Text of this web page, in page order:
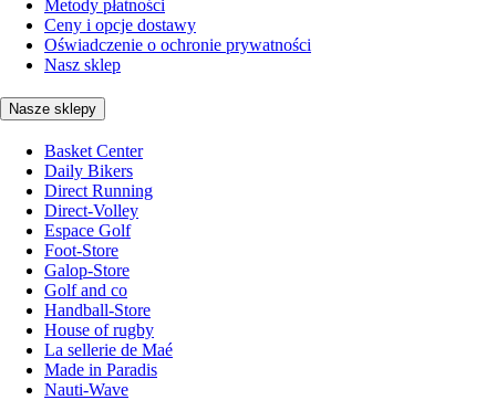
Metody płatności
Ceny i opcje dostawy
Oświadczenie o ochronie prywatności
Nasz sklep
Nasze sklepy
Basket Center
Daily Bikers
Direct Running
Direct-Volley
Espace Golf
Foot-Store
Galop-Store
Golf and co
Handball-Store
House of rugby
La sellerie de Maé
Made in Paradis
Nauti-Wave